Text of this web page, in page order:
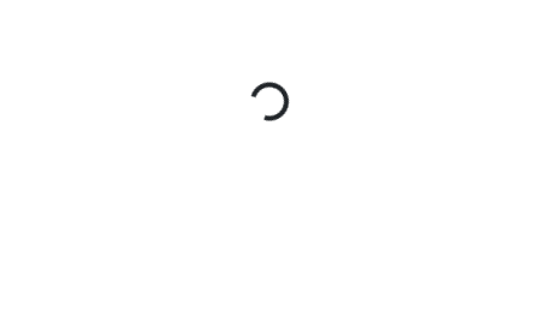
Chargement...